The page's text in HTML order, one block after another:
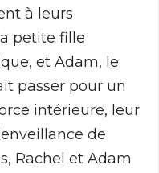
à leurs
petite fille
et Adam, le
passer pour un
intérieure, leur
de
Rachel et Adam